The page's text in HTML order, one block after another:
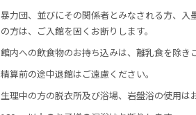
暴力団、並びにその関係者とみなされる方、入
の方は、ご入館を固くお断りします。
館内への飲食物のお持ち込みは、離乳食を除き
精算前の途中退館はご遠慮ください。
生理中の方の脱衣所及び浴場、岩盤浴の使用は